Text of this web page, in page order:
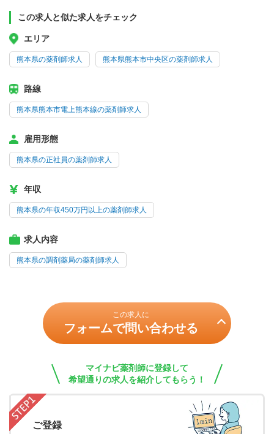
この求人と似た求人をチェック
エリア
熊本県の薬剤師求人 熊本県熊本市中央区の薬剤師求人
路線
熊本県熊本市電上熊本線の薬剤師求人
雇用形態
熊本県の正社員の薬剤師求人
年収
熊本県の年収450万円以上の薬剤師求人
求人内容
熊本県の調剤薬局の薬剤師求人
この求人に
フォームで問い合わせる
マイナビ薬剤師に登録して
希望通りの求人を紹介してもらう！
ご登録